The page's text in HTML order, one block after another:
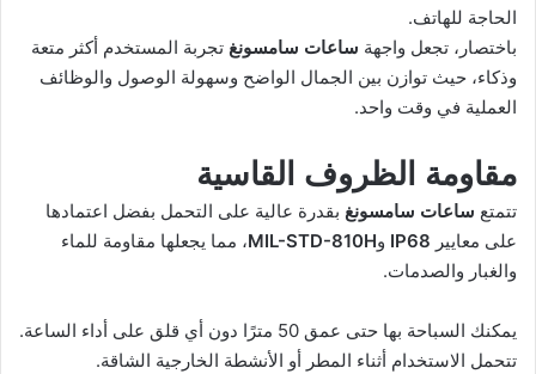
الحاجة للهاتف.
باختصار، تجعل واجهة ساعات سامسونغ تجربة المستخدم أكثر متعة
وذكاء، حيث توازن بين الجمال الواضح وسهولة الوصول والوظائف
العملية في وقت واحد.
مقاومة الظروف القاسية
تتمتع ساعات سامسونغ بقدرة عالية على التحمل بفضل اعتمادها
على معايير IP68 وMIL-STD-810H، مما يجعلها مقاومة للماء
والغبار والصدمات.
يمكنك السباحة بها حتى عمق 50 مترًا دون أي قلق على أداء الساعة.
تتحمل الاستخدام أثناء المطر أو الأنشطة الخارجية الشاقة.